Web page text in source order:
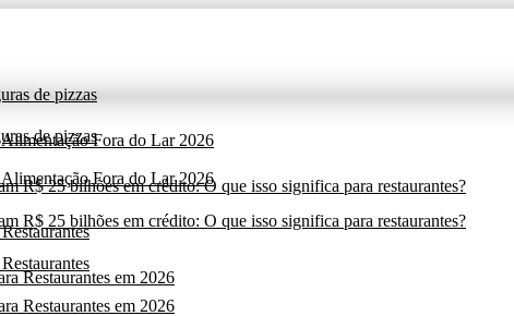
de pizzas
Fora do Lar 2026
R$ 25 bilhões em crédito: O que isso significa para restaurantes?
Restaurantes em 2026
de pizzas
Alimentação Fora do Lar 2026
R$ 25 bilhões em crédito: O que isso significa para restaurantes?
Restaurantes em 2026